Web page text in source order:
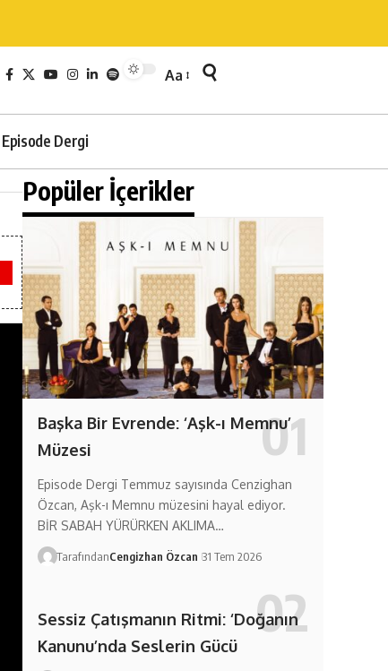
Aa
Episode Dergi
Popüler İçerikler
Başka Bir Evrende: ‘Aşk-ı Memnu’
Müzesi
Episode Dergi Temmuz sayısında Cenzighan
Özcan, Aşk-ı Memnu müzesini hayal ediyor.
BİR SABAH YÜRÜRKEN AKLIMA…
TarafındanCengizhan Özcan 31 Tem 2026
Sessiz Çatışmanın Ritmi: ‘Doğanın
Kanunu’nda Seslerin Gücü